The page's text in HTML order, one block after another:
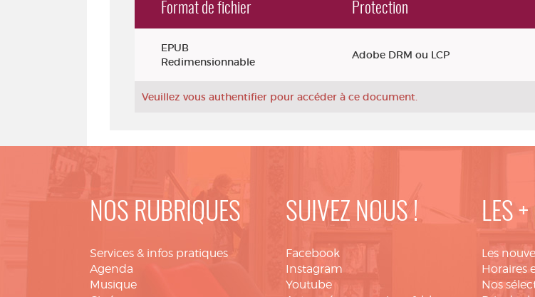
Format de fichier Protection
EPUB
Redimensionnable
Adobe DRM ou LCP
Veuillez vous authentifier pour accéder à ce document.
NOS RUBRIQUES
Services & infos pratiques
Agenda
Musique
SUIVEZ NOUS !
Facebook
Instagram
Youtube
LES
Les
Horaires
Nos